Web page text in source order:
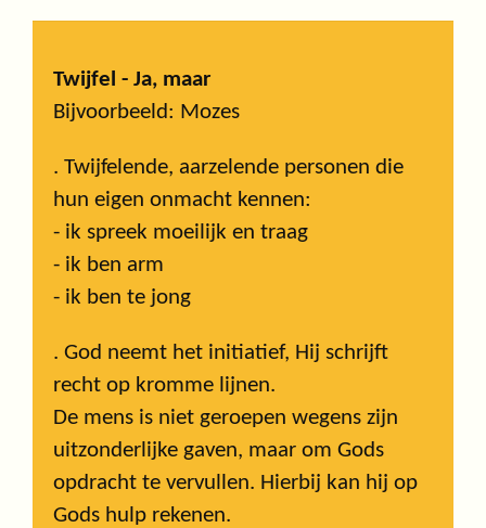
Twijfel - Ja, maar
Bijvoorbeeld: Mozes
. Twijfelende, aarzelende personen die
hun eigen onmacht kennen:
- ik spreek moeilijk en traag
- ik ben arm
- ik ben te jong
. God neemt het initiatief, Hij schrijft
recht op kromme lijnen.
De mens is niet geroepen wegens zijn
uitzonderlijke gaven, maar om Gods
opdracht te vervullen. Hierbij kan hij op
Gods hulp rekenen.